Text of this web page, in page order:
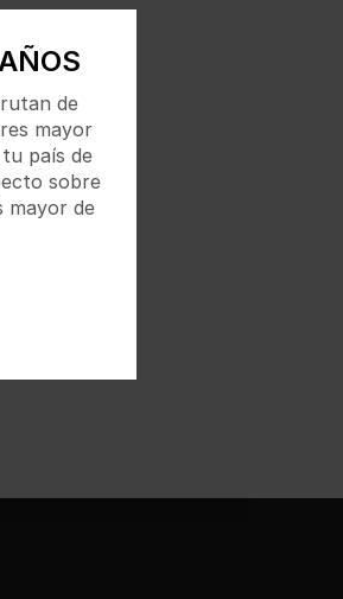
de
mayor
país de
sobre
mayor de